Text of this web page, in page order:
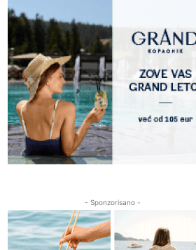
- Sponzorisano -